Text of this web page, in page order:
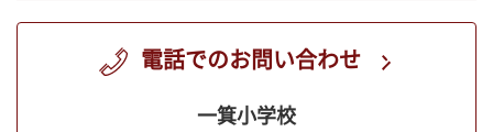
電話でのお問い合わせ
一箕小学校